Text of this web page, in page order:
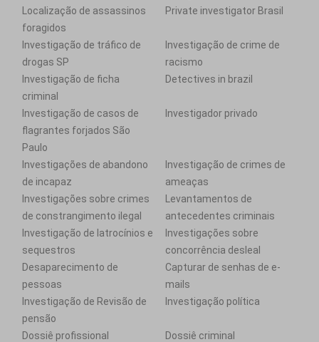
Localização de assassinos
foragidos
Private investigator Brasil
Investigação de tráfico de
drogas SP
Investigação de crime de
racismo
Investigação de ficha
criminal
Detectives in brazil
Investigação de casos de
flagrantes forjados São
Paulo
Investigador privado
Investigações de abandono
de incapaz
Investigação de crimes de
ameaças
Investigações sobre crimes
de constrangimento ilegal
Levantamentos de
antecedentes criminais
Investigação de latrocínios e
sequestros
Investigações sobre
concorrência desleal
Desaparecimento de
pessoas
Capturar de senhas de e-
mails
Investigação de Revisão de
pensão
Investigação política
Dossiê profissional
Dossiê criminal